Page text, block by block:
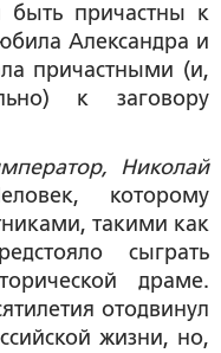
причастны к
Александра и
причастными (и,
к заговору
Николай
которому
такими как
сыграть
драме.
отодвинул
жизни, но,